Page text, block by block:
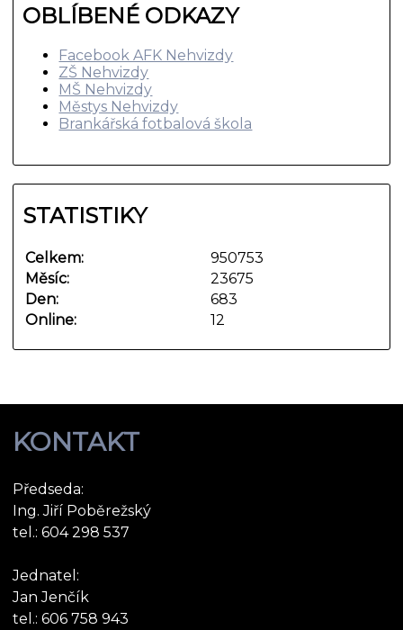
OBLÍBENÉ ODKAZY
Facebook AFK Nehvizdy
ZŠ Nehvizdy
MŠ Nehvizdy
Městys Nehvizdy
Brankářská fotbalová škola
STATISTIKY
Online: 12
Celkem:
950753
Měsíc:
23675
Den:
683
KONTAKT
Předseda:
Ing. Jiří Poběrežský
tel.: 604 298 537
Jednatel:
Jan Jenčík
tel.: 606 758 943